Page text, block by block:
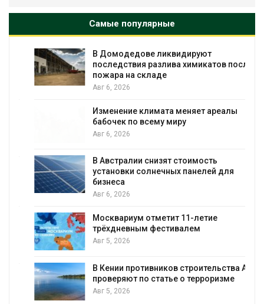
Самые популярные
В Домодедове ликвидируют
последствия разлива химикатов после
пожара на складе
Авг 6, 2026
Изменение климата меняет ареалы
бабочек по всему миру
Авг 6, 2026
В Австралии снизят стоимость
установки солнечных панелей для
бизнеса
Авг 6, 2026
Москвариум отметит 11-летие
трёхдневным фестивалем
Авг 5, 2026
В Кении противников строительства АЭС
проверяют по статье о терроризме
Авг 5, 2026